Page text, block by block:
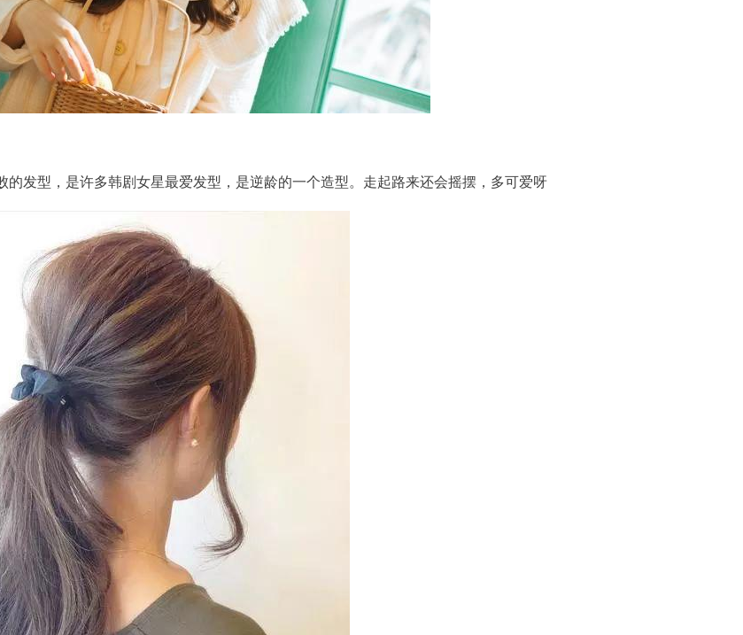
的发型，是许多韩剧女星最爱发型，是逆龄的一个造型。走起路来还会摇摆，多可爱呀